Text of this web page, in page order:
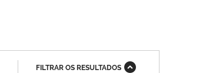
FILTRAR OS RESULTADOS